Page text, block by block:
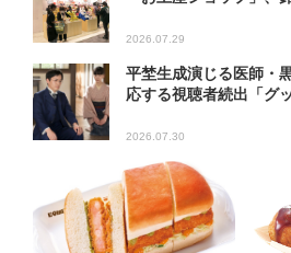
2026.07.29
平埜生成演じる医師・
応する視聴者続出「グ
2026.07.30